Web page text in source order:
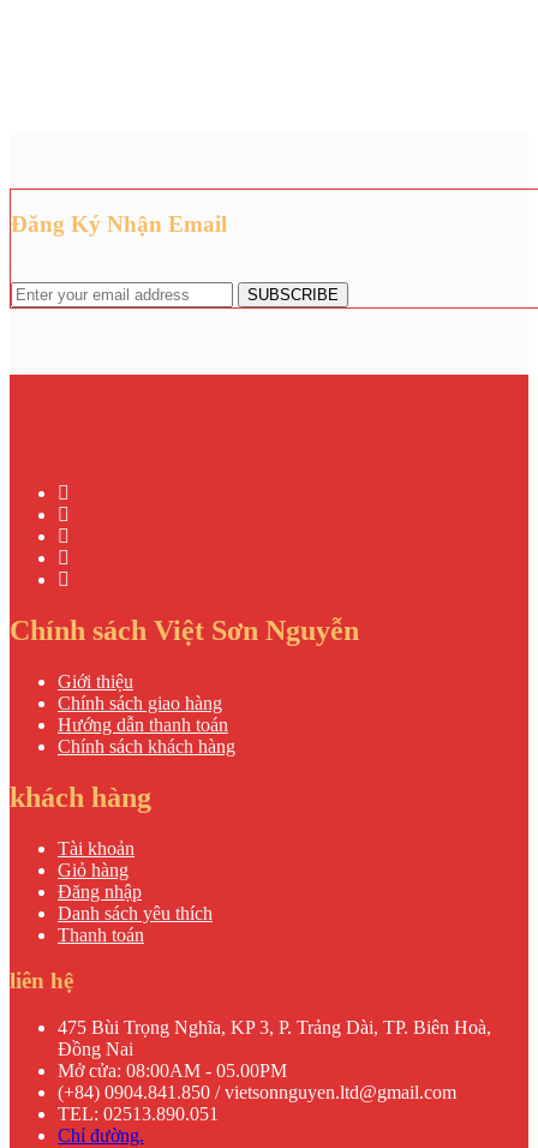
Đăng Ký Nhận Email
Chính sách Việt Sơn Nguyễn
Giới thiệu
Chính sách giao hàng
Hướng dẫn thanh toán
Chính sách khách hàng
khách hàng
Tài khoản
Giỏ hàng
Đăng nhập
Danh sách yêu thích
Thanh toán
liên hệ
475 Bùi Trọng Nghĩa, KP 3, P. Trảng Dài, TP. Biên Hoà,
Đồng Nai
Mở cửa: 08:00AM - 05.00PM
(+84) 0904.841.850 / vietsonnguyen.ltd@gmail.com
TEL: 02513.890.051
Chỉ đường.